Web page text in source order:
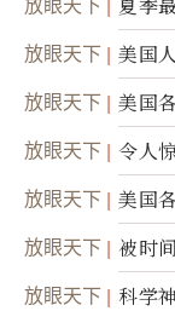
放眼天下
美国
50周
放眼天下 美国
放眼天下 令人
放眼天下 美国
放眼天下 被时
放眼天下
科学